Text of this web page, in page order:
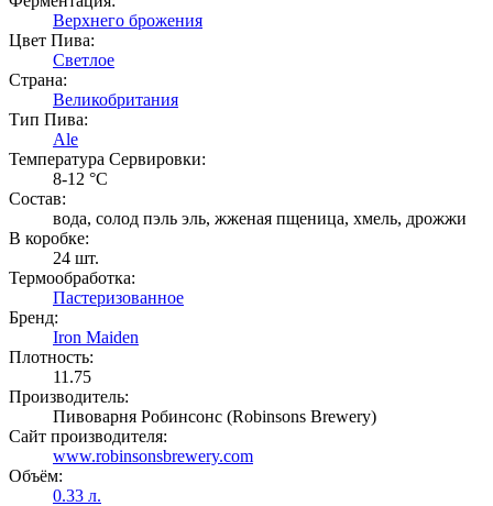
Верхнего брожения
Цвет Пива:
Светлое
Страна:
Великобритания
Тип Пива:
Ale
Температура Cервировки:
8-12 °С
Состав:
вода, солод пэль эль, жженая пщеница, хмель, дрожжи
В коробке:
24 шт.
Термообработка:
Пастеризованное
Бренд:
Iron Maiden
Плотность:
11.75
Производитель:
Пивоварня Робинсонс (Robinsons Brewery)
Сайт производителя:
www.robinsonsbrewery.com
Объём:
0.33 л.